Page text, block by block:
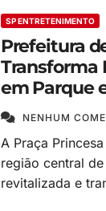
SP ENTRETENIMENTO
Prefeitura
Transforma
em Parque
Cidade
NENHUM
A Praça
região central
revitalizada e